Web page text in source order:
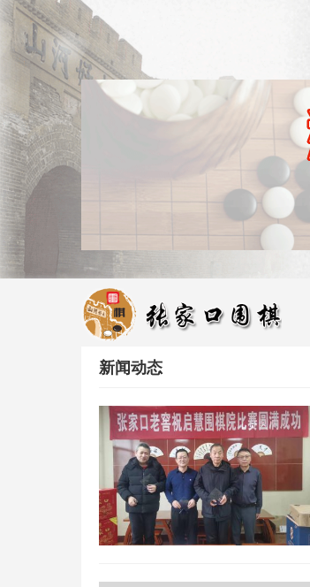
新闻动态